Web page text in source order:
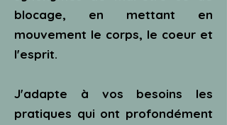
blocage, en mettant en
mouvement le corps, le coeur et
l'esprit.
J'adapte à vos besoins les
pratiques qui ont profondément